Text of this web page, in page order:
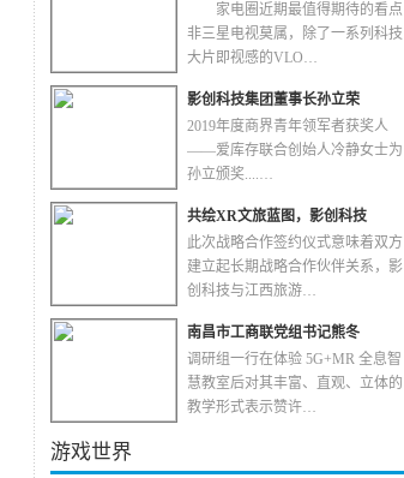
家电圈近期最值得期待的看点
非三星电视莫属，除了一系列科技
大片即视感的VLO…
影创科技集团董事长孙立荣
2019年度商界青年领军者获奖人
——爱库存联合创始人冷静女士为
孙立颁奖....…
共绘XR文旅蓝图，影创科技
此次战略合作签约仪式意味着双方
建立起长期战略合作伙伴关系，影
创科技与江西旅游…
南昌市工商联党组书记熊冬
调研组一行在体验 5G+MR 全息智
慧教室后对其丰富、直观、立体的
教学形式表示赞许…
游戏世界